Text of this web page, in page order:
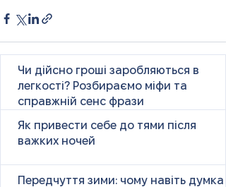
Чи дійсно гроші заробляються в
легкості? Розбираємо міфи та
справжній сенс фрази
Як привести себе до тями після
важких ночей
Передчуття зими: чому навіть думка